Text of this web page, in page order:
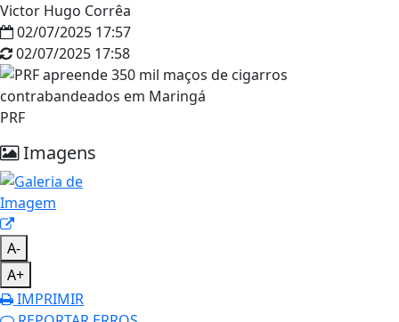
Victor Hugo Corrêa
02/07/2025 17:57
02/07/2025 17:58
PRF
Imagens
A-
A+
IMPRIMIR